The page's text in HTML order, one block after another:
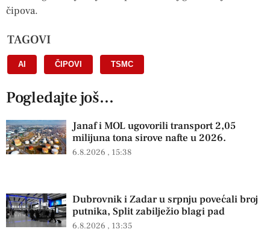
čipova.
TAGOVI
AI ČIPOVI TSMC
Pogledajte još...
Janaf i MOL ugovorili transport 2,05
milijuna tona sirove nafte u 2026.
6.8.2026 15:38
Dubrovnik i Zadar u srpnju povećali broj
putnika, Split zabilježio blagi pad
6.8.2026 13:35